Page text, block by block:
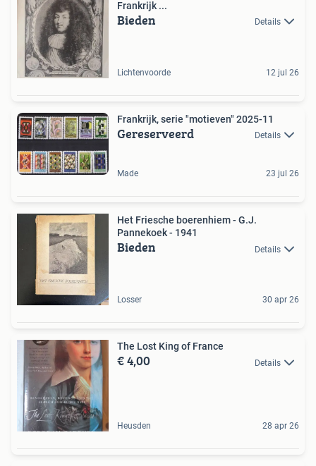
Frankrijk ...
Bieden Details
Lichtenvoorde 12 jul 26
Frankrijk, serie "motieven" 2025-11
Gereserveerd Details
Made 23 jul 26
Het Friesche boerenhiem - G.J.
Pannekoek - 1941
Bieden Details
Losser 30 apr 26
The Lost King of France
€ 4,00 Details
Heusden 28 apr 26